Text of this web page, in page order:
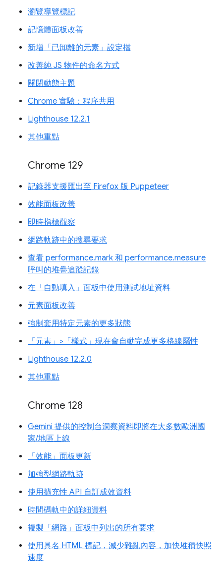
瀏覽導覽標記
記憶體面板改善
新增「已卸離的元素」設定檔
改善純 JS 物件的命名方式
關閉動態主題
Chrome 實驗：程序共用
Lighthouse 12.2.1
其他重點
Chrome 129
記錄器支援匯出至 Firefox 版 Puppeteer
效能面板改善
即時指標觀察
網路軌跡中的搜尋要求
查看 performance.mark 和 performance.measure
呼叫的堆疊追蹤記錄
在「自動填入」面板中使用測試地址資料
元素面板改善
強制套用特定元素的更多狀態
「元素」>「樣式」現在會自動完成更多格線屬性
Lighthouse 12.2.0
其他重點
Chrome 128
Gemini 提供的控制台洞察資料即將在大多數歐洲國
家/地區上線
「效能」面板更新
加強型網路軌跡
使用擴充性 API 自訂成效資料
時間碼軌中的詳細資料
複製「網路」面板中列出的所有要求
使用具名 HTML 標記，減少雜亂內容，加快堆積快照
速度